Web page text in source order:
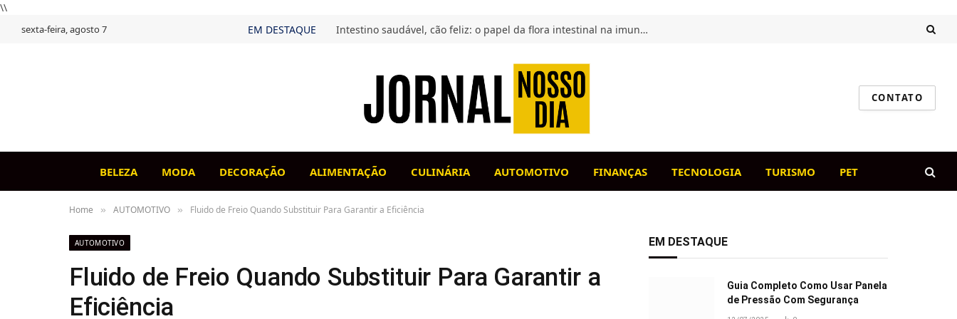
\\
sexta-feira, agosto 7 EM DESTAQUE Intestino saudável, cão feliz: o papel da flora intestinal na imunidade canina
CONTATO
BELEZA MODA DECORAÇÃO ALIMENTAÇÃO CULINÁRIA AUTOMOTIVO FINANÇAS TECNOLOGIA TURISMO PET
Home » AUTOMOTIVO » Fluido de Freio Quando Substituir Para Garantir a Eficiência
AUTOMOTIVO
Fluido de Freio Quando Substituir Para Garantir a
Eficiência
EM DESTAQUE
Guia Completo Como Usar Panela
de Pressão Com Segurança